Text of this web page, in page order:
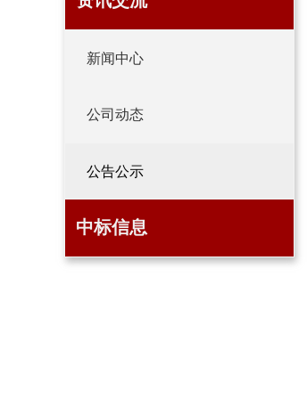
新闻中心
公司动态
公告公示
中标信息